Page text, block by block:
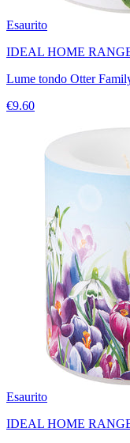
Esaurito
IDEAL HOME
Lume tondo Otter
€9.60
Esaurito
IDEAL HOME